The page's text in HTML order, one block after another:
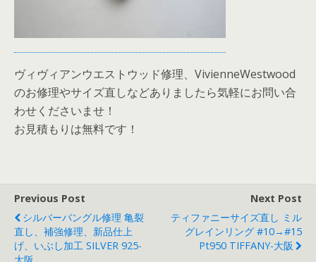
ヴィヴィアンウエストウッド修理、VivienneWestwood
のお修理やサイズ直しなどありましたら気軽にお問い合
わせくださいませ！
お見積もりは無料です！
Previous Post
シルバーバングル修理 亀裂
直し、補強修理、新品仕上
げ、いぶし加工 SILVER 925-
Next Post
ティファニーサイズ直し ミル
グレインリング #10→#15
Pt950 TIFFANY-大阪